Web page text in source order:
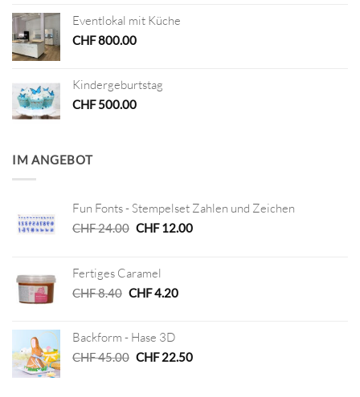
Eventlokal mit Küche
CHF800.00
Kindergeburtstag
CHF500.00
IM ANGEBOT
Fun Fonts - Stempelset Zahlen und Zeichen
CHF24.00 Ursprünglicher
CHF 24.00
CHF12.00Aktueller
Fertiges Caramel
CHF8.40 Ursprünglicher
CHF 8.40
CHF4.20Aktueller
Backform - Hase 3D
CHF45.00 Ursprünglicher
CHF22.50Aktueller